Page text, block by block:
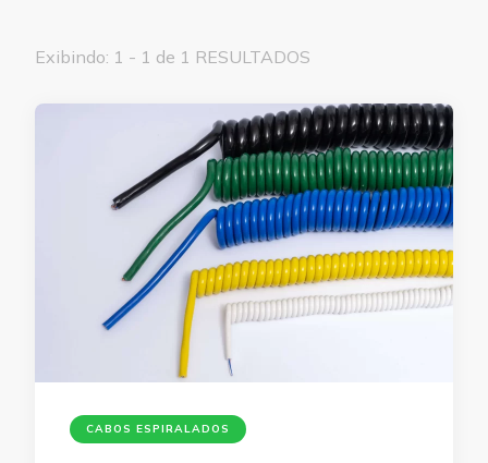
Exibindo: 1 - 1 de 1 RESULTADOS
CABOS ESPIRALADOS